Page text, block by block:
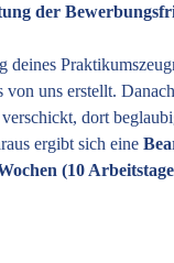
der
deines
uns erstellt.
dort
ergibt sich eine
(10